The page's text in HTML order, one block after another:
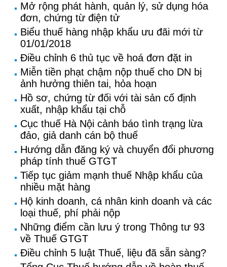
Mở rộng phát hành, quản lý, sử dụng hóa
đơn, chứng từ điện tử
Biểu thuế hàng nhập khẩu ưu đãi mới từ
01/01/2018
Điều chỉnh 6 thủ tục về hoá đơn đặt in
Miễn tiền phạt chậm nộp thuế cho DN bị
ảnh hưởng thiên tai, hỏa hoạn
Hồ sơ, chứng từ đối với tài sản cố định
xuất, nhập khẩu tại chỗ
Cục thuế Hà Nội cảnh báo tình trạng lừa
đảo, giả danh cán bộ thuế
Hướng dẫn đăng ký và chuyển đổi phương
pháp tính thuế GTGT
Tiếp tục giảm mạnh thuế Nhập khẩu của
nhiều mặt hàng
Hộ kinh doanh, cá nhân kinh doanh và các
loại thuế, phí phải nộp
Những điểm cần lưu ý trong Thông tư 93
về Thuế GTGT
Điều chỉnh 5 luật Thuế, liệu đã sẵn sàng?